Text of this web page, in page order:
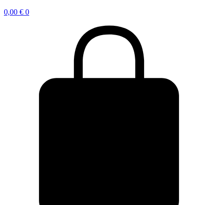
0,00 € 0